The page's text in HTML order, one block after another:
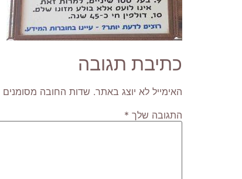
כתיבת תגובה
האימייל לא יוצג באתר. שדות החובה מסומנים
התגובה שלך *